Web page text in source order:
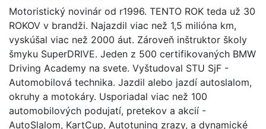
Motoristický novinár od r1996. TENTO ROK teda už 30
ROKOV v brandži. Najazdil viac než 1,5 milióna km,
vyskúšal viac než 2000 áut. Zároveň inštruktor školy
šmyku SuperDRIVE. Jeden z 500 certifikovaných BMW
Driving Academy na svete. Vyštudoval STU SjF -
Automobilová technika. Jazdil alebo jazdí autoslalom,
okruhy a motokáry. Usporiadal viac než 100
automobilových podujatí, pretekov a akcií -
AutoSlalom, KartCup, Autotuning zrazy, a dynamické